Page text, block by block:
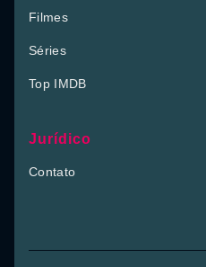
Filmes
Séries
Top IMDB
Jurídico
Contato